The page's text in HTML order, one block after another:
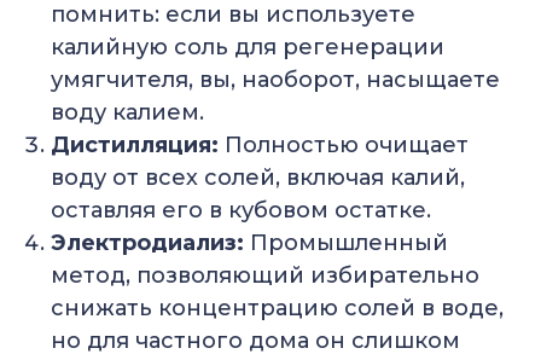
помнить: если вы используете
калийную соль для регенерации
умягчителя, вы, наоборот, насыщаете
воду калием.
Дистилляция: Полностью очищает
воду от всех солей, включая калий,
оставляя его в кубовом остатке.
Электродиализ: Промышленный
метод, позволяющий избирательно
снижать концентрацию солей в воде,
но для частного дома он слишком